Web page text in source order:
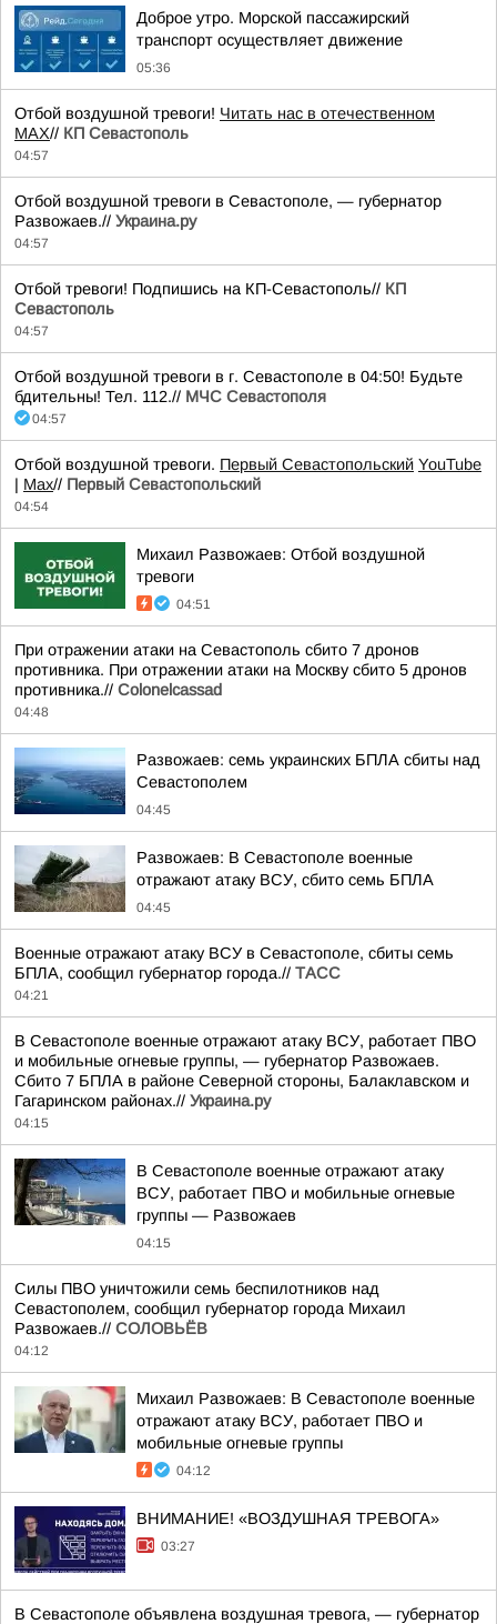
Доброе утро. Морской пассажирский
транспорт осуществляет движение
05:36
Отбой воздушной тревоги! Читать нас в отечественном
MAX// КП Севастополь
04:57
Отбой воздушной тревоги в Севастополе, — губернатор
Развожаев.// Украина.ру
04:57
Отбой тревоги! Подпишись на КП-Севастополь// КП
Севастополь
04:57
Отбой воздушной тревоги в г. Севастополе в 04:50! Будьте
бдительны! Тел. 112.// МЧС Севастополя
04:57
Отбой воздушной тревоги. Первый Севастопольский YouTube
| Max// Первый Севастопольский
04:54
Михаил Развожаев: Отбой воздушной
тревоги
04:51
При отражении атаки на Севастополь сбито 7 дронов
противника. При отражении атаки на Москву сбито 5 дронов
противника.// Colonelcassad
04:48
Развожаев: семь украинских БПЛА сбиты над
Севастополем
04:45
Развожаев: В Севастополе военные
отражают атаку ВСУ, сбито семь БПЛА
04:45
Военные отражают атаку ВСУ в Севастополе, сбиты семь
БПЛА, сообщил губернатор города.// ТАСС
04:21
В Севастополе военные отражают атаку ВСУ, работает ПВО
и мобильные огневые группы, — губернатор Развожаев.
Сбито 7 БПЛА в районе Северной стороны, Балаклавском и
Гагаринском районах.// Украина.ру
04:15
В Севастополе военные отражают атаку
ВСУ, работает ПВО и мобильные огневые
группы — Развожаев
04:15
Силы ПВО уничтожили семь беспилотников над
Севастополем, сообщил губернатор города Михаил
Развожаев.// СОЛОВЬЁВ
04:12
Михаил Развожаев: В Севастополе военные
отражают атаку ВСУ, работает ПВО и
мобильные огневые группы
04:12
ВНИМАНИЕ! «ВОЗДУШНАЯ ТРЕВОГА»
03:27
В Севастополе объявлена воздушная тревога, — губернатор